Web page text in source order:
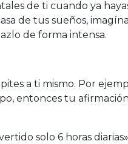
de ti cuando ya
de tus sueños,
de forma intensa.
a ti mismo. Por
entonces tu
solo 6 horas